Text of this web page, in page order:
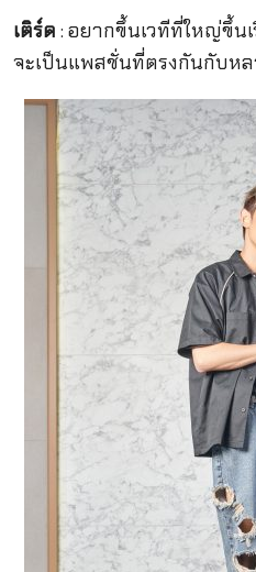
เติร์ด : อยากขึ้นเวทีที่ใหญ่ขึ้น
จะเป็นแพสชั่นที่ตรงกันกับห